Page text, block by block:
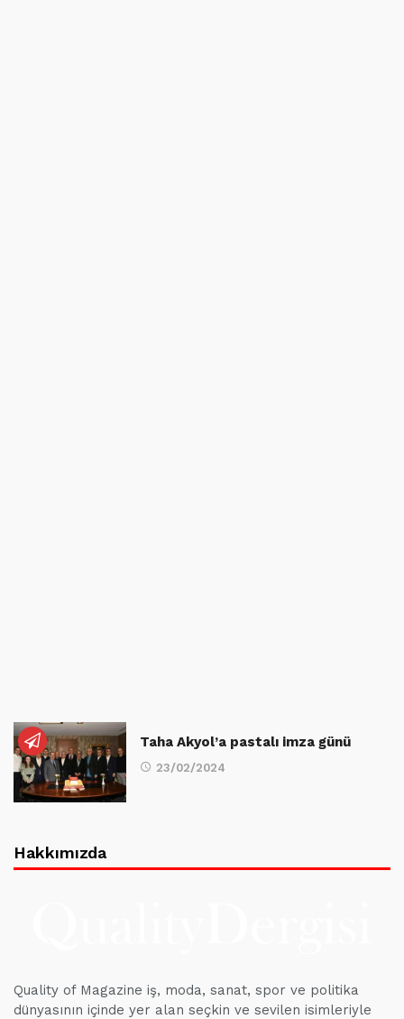
Taha Akyol’a pastalı imza günü
23/02/2024
Hakkımızda
Quality of Magazine iş, moda, sanat, spor ve politika
dünyasının içinde yer alan seçkin ve sevilen isimleriyle